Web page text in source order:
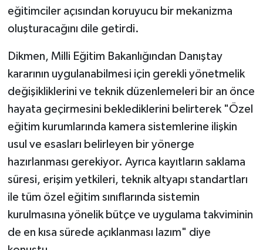
eğitimciler açısından koruyucu bir mekanizma
oluşturacağını dile getirdi.
Dikmen, Milli Eğitim Bakanlığından Danıştay
kararının uygulanabilmesi için gerekli yönetmelik
değişikliklerini ve teknik düzenlemeleri bir an önce
hayata geçirmesini beklediklerini belirterek "Özel
eğitim kurumlarında kamera sistemlerine ilişkin
usul ve esasları belirleyen bir yönerge
hazırlanması gerekiyor. Ayrıca kayıtların saklama
süresi, erişim yetkileri, teknik altyapı standartları
ile tüm özel eğitim sınıflarında sistemin
kurulmasına yönelik bütçe ve uygulama takviminin
de en kısa sürede açıklanması lazım" diye